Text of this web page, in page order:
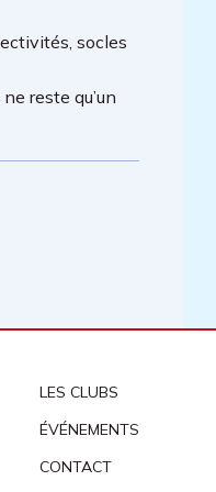
socles
reste qu’un
LES CLUBS
ÉVÉNEMENTS
CONTACT